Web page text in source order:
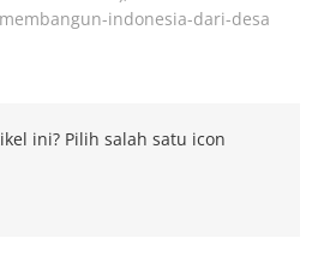
indonesia-dari-desa
ini? Pilih salah satu icon